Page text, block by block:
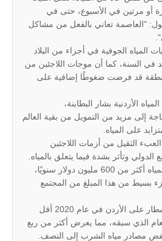
أو مرتين في الأسبوع، حتى في
"العاصمة تعاني بالفعل من مشاكل
المياه الجوفية في أجزاء من البلاد
في السنة، كما أن موجات اللاجئين من
قد فرضت ضغوطًا إضافية على
الأردنية بشار البطاينة،
إلى مزيد من التمويل من بقية العالم
على المياه.
الثقيل من أزمات اللاجئين
الدولي وتأثر بشدة فيما يتعلق بالمياه.
واللاجئون يكلفون قطاع المياه أكثر من 600 مليون دولار سنويًا،
بسيط من هذا المبلغ من المجتمع
وتابع بالقول إن هطول الأمطار على الأردن في عام 2020 أقل
الذي سبقه، مما يعرض أكثر من ربع
مصادر مياه الشرب إلى النصف.